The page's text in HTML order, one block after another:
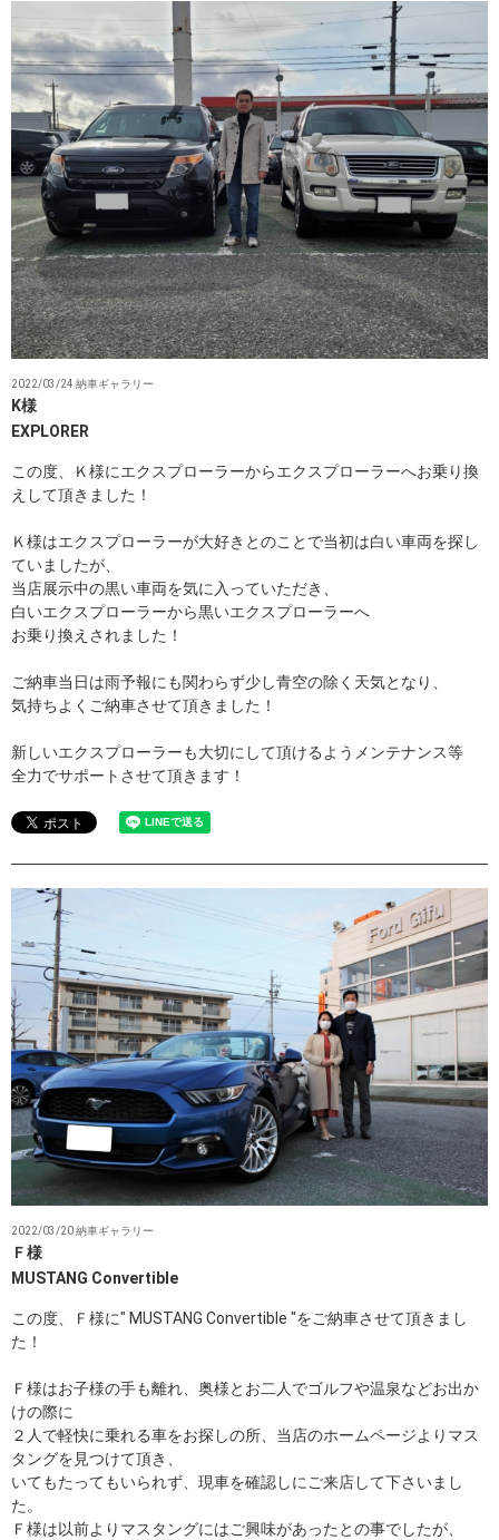
2022/03/24 納車ギャラリー
K様
EXPLORER
この度、Ｋ様にエクスプローラーからエクスプローラーへお乗り換
えして頂きました！
Ｋ様はエクスプローラーが大好きとのことで当初は白い車両を探し
ていましたが、
当店展示中の黒い車両を気に入っていただき、
白いエクスプローラーから黒いエクスプローラーへ
お乗り換えされました！
ご納車当日は雨予報にも関わらず少し青空の除く天気となり、
気持ちよくご納車させて頂きました！
新しいエクスプローラーも大切にして頂けるようメンテナンス等
全力でサポートさせて頂きます！
2022/03/20 納車ギャラリー
Ｆ様
MUSTANG Convertible
この度、Ｆ様に" MUSTANG Convertible "をご納車させて頂きまし
た！
Ｆ様はお子様の手も離れ、奥様とお二人でゴルフや温泉などお出か
けの際に
２人で軽快に乗れる車をお探しの所、当店のホームページよりマス
タングを見つけて頂き、
いてもたってもいられず、現車を確認しにご来店して下さいまし
た。
Ｆ様は以前よりマスタングにはご興味があったとの事でしたが、